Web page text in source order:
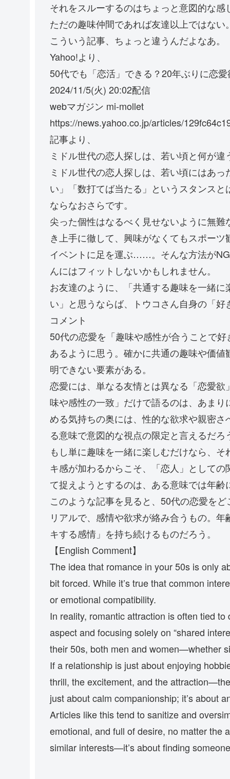
それをスルーするのはちょっと意図的な
ただの趣味仲間であれば友達以上ではない
こういう記事、ちょっと違うんだよなあ。
Yahoo!より、
50代でも「恋活」できる？20年ぶりに恋
2024/11/5(火) 20:02配信
webマガジン mi-mollet
https://news.yahoo.co.jp/articles/
記事より、
ミドル世代の恋人探しは、若い頃と何が違
ミドル世代の恋人探しは、若い頃にはあ
い」「数打てば当たる」というスタンス
ならなおさらです。
尖った個性はなるべく見せないように無
き上手に徹して、興味がなくてもスポー
イベントに足を運ぶ……。そんな方法が
んにはフィットしないかもしれません。
お友達のように、「共通する趣味を一緒
い」と思うならば、トウコさん自身の「
コメント
50代の恋愛を「趣味や感性が合うことで
あるように思う。確かに共通の趣味や価
明できない要素がある。
恋愛には、単なる友情とは異なる「恋愛
味や感性の一致」だけで語るのは、あま
める気持ちの奥には、性的な欲求や親密
る意味で意図的な視点の限定と言えるだろ
もし単に趣味を一緒に楽しむだけなら、
キ感が加わるからこそ、「恋人」として
て捉えようとするのは、ある意味では年
このような記事を見ると、50代の恋愛を
リアルで、感情や欲求が絡み合うもの。
キする感情」を持ち続けるものだろう。
【English Comment】
The idea that romance in your 50s is only
bit forced. While it’s true that common
or emotional compatibility.
In reality, romantic attraction is often tied
aspect and focusing solely on “shared
their 50s, both men and women—whether
If a relationship is just about enjoying
thrill, the excitement, and the
just about calm companionship; it’s about
Articles like this tend to sanitize and
emotional, and full of desire, no matter the
similar interests—it’s about finding